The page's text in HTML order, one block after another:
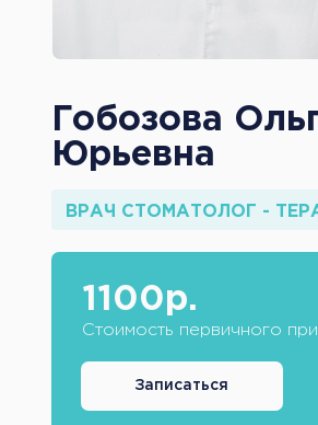
Гобозова
Юрьевна
1100р.
Стоимость первичного
ВРАЧ СТОМАТОЛОГ -
Записаться